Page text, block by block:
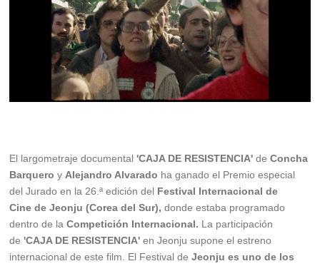
El largometraje documental 'CAJA DE RESISTENCIA' deConcha
Barqueroy Alejandro Alvarado ha ganado el Premio especial
del Jurado en la 26.ª edición del Festival Internacional de
Cine de Jeonju (Corea del Sur),donde estaba programado
dentro de laCompetición Internacional. La participación
de 'CAJA DE RESISTENCIA' en Jeonju supone el estreno
internacional de este film. El Festival de Jeonju es uno de los